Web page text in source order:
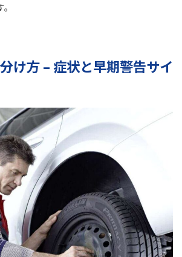
け方 – 症状と早期警告サイ